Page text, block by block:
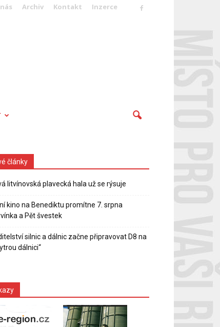
Archiv Kontakt Inzerce
články
litvínovská plavecká hala už se rýsuje
kino na Benediktu promítne 7. srpna
a Pět švestek
silnic a dálnic začne připravovat D8 na
dálnici“